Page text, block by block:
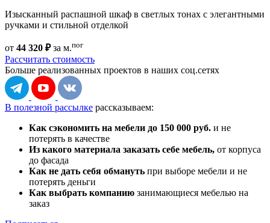
Изысканный распашной шкаф в светлых тонах с элегантными
ручками и стильной отделкой
от 44 320 ₽за м.пог
Рассчитать стоимость
Больше реализованных проектов в наших соц.сетях
В полезной рассылке рассказываем:
Как сэкономить на мебели до 150 000 руб. и не
потерять в качестве
Из какого материала заказать себе мебель, от корпуса
до фасада
Как не дать себя обмануть при выборе мебели и не
потерять деньги
Как выбрать компанию занимающиеся мебелью на
заказ